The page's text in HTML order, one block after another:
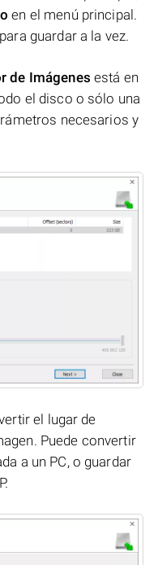
en el menú principal.
guardar a la vez.
de Imágenes está en
el disco o sólo una
necesarios y
el lugar de
Puede convertir
a un PC, o guardar